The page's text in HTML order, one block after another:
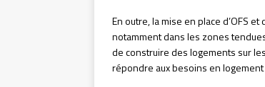
En outre, la mise en place d’OFS
notamment dans les zones
de construire des logements sur
répondre aux besoins en